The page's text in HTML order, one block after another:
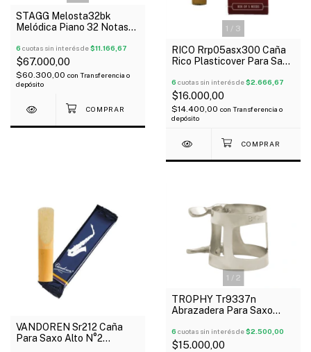
STAGG Melosta32bk
Melódica Piano 32 Notas
6 cuotas sin interés de$11.166,67
$67.000,00
$60.300,00 con Transferencia o
depósito
1 / 3
RICO Rrp05asx300 Caña
Rico Plasticover Para Saxo
6 cuotas sin interés de$2.666,67
$16.000,00
$14.400,00 con Transferencia o
depósito
VANDOREN Sr212 Caña
Para Saxo Alto N°2
1 / 2
TROPHY Tr9337n
Abrazadera Para Saxo
6 cuotas sin interés de$2.500,00
$15.000,00